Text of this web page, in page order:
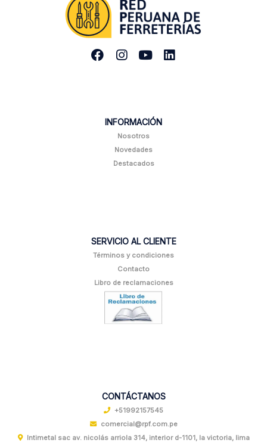
INFORMACIÓN
Nosotros
Novedades
Destacados
SERVICIO AL CLIENTE
Términos y condiciones
Contacto
Libro de reclamaciones
CONTÁCTANOS
+51992157545
comercial@rpf.com.pe
Intimetal sac av. nicolás arriola 314, interior d-1101, la victoria, lima